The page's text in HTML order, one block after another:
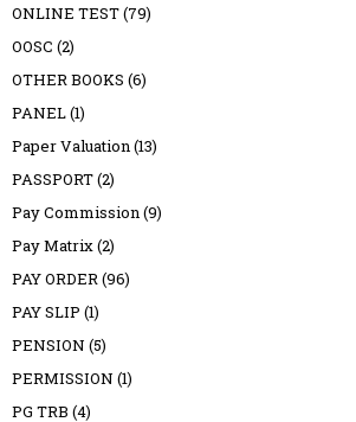
ONLINE TEST(79)
OOSC (2)
OTHER BOOKS (6)
PANEL(1)
Paper Valuation(13)
PASSPORT(2)
Pay Commission(9)
Pay Matrix(2)
PAY ORDER(96)
PAY SLIP (1)
PENSION (5)
PERMISSION (1)
PG TRB (4)